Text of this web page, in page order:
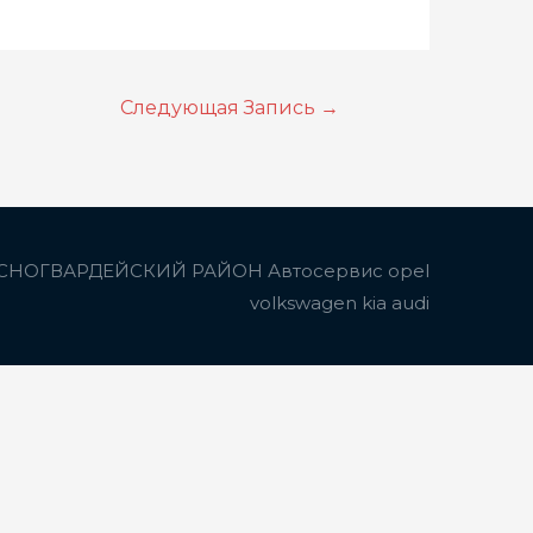
Следующая Запись →
РАЙОН Автосервис opel
volkswagen kia audi